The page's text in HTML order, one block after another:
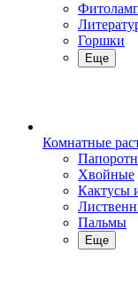
Горшки
Еще
Комнатные
Хвойные
Кактусы
Пальмы
Еще